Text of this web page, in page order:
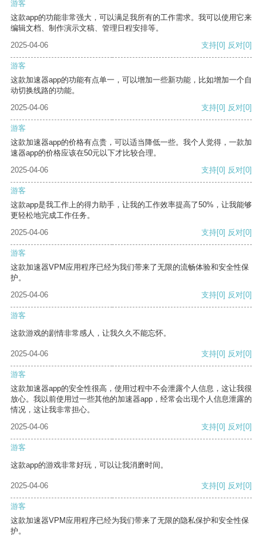
游客
这款app的功能非常强大，可以满足我所有的工作需求。我可以使用它来
编辑文档、制作演示文稿、管理日程安排等。
2025-04-06
支持[0] 反对[0]
游客
这款加速器app的功能有点单一，可以增加一些新功能，比如增加一个自
动切换线路的功能。
2025-04-06
支持[0] 反对[0]
游客
这款加速器app的价格有点贵，可以适当降低一些。我个人觉得，一款加
速器app的价格应该在50元以下才比较合理。
2025-04-06
支持[0] 反对[0]
游客
这款app是我工作上的得力助手，让我的工作效率提高了50%，让我能够
更轻松地完成工作任务。
2025-04-06
支持[0] 反对[0]
游客
这款加速器VPM应用程序已经为我们带来了无限的流畅体验和安全性保
护。
2025-04-06
支持[0] 反对[0]
游客
这款游戏的剧情非常感人，让我久久不能忘怀。
2025-04-06 支持[0] 反对[0]
游客
这款加速器app的安全性很高，使用过程中不会泄露个人信息，这让我很
放心。我以前使用过一些其他的加速器app，经常会出现个人信息泄露的
情况，这让我非常担心。
2025-04-06
支持[0] 反对[0]
游客
这款app的游戏非常好玩，可以让我消磨时间。
2025-04-06 支持[0] 反对[0]
游客
这款加速器VPM应用程序已经为我们带来了无限的隐私保护和安全性保
护。